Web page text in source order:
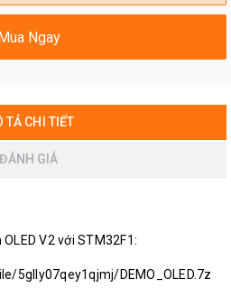
Ngay
TẢ CHI TIẾT
ĐÁNH GIÁ
V2 với STM32F1:
5glly07qey1qjmj/DEMO_OLED.7z